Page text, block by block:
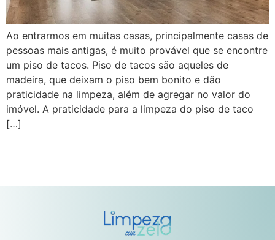
Ao entrarmos em muitas casas, principalmente casas de
pessoas mais antigas, é muito provável que se encontre
um piso de tacos. Piso de tacos são aqueles de
madeira, que deixam o piso bem bonito e dão
praticidade na limpeza, além de agregar no valor do
imóvel. A praticidade para a limpeza do piso de taco
[…]